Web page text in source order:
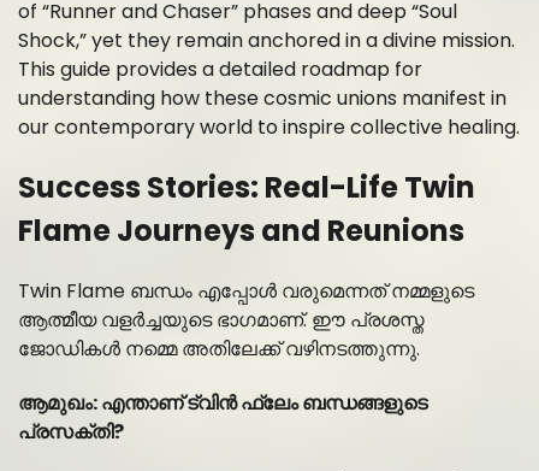
of “Runner and Chaser” phases and deep “Soul
Shock,” yet they remain anchored in a divine mission.
This guide provides a detailed roadmap for
understanding how these cosmic unions manifest in
our contemporary world to inspire collective healing.
Success Stories: Real-Life Twin
Flame Journeys and Reunions
Twin Flame ബന്ധം എപ്പോൾ വരുമെന്നത് നമ്മളുടെ
ആത്മീയ വളർച്ചയുടെ ഭാഗമാണ്. ഈ പ്രശസ്ത
ജോഡികൾ നമ്മെ അതിലേക്ക് വഴിനടത്തുന്നു.
ആമുഖം: എന്താണ് ട്വിൻ ഫ്ലേം ബന്ധങ്ങളുടെ
പ്രസക്തി?